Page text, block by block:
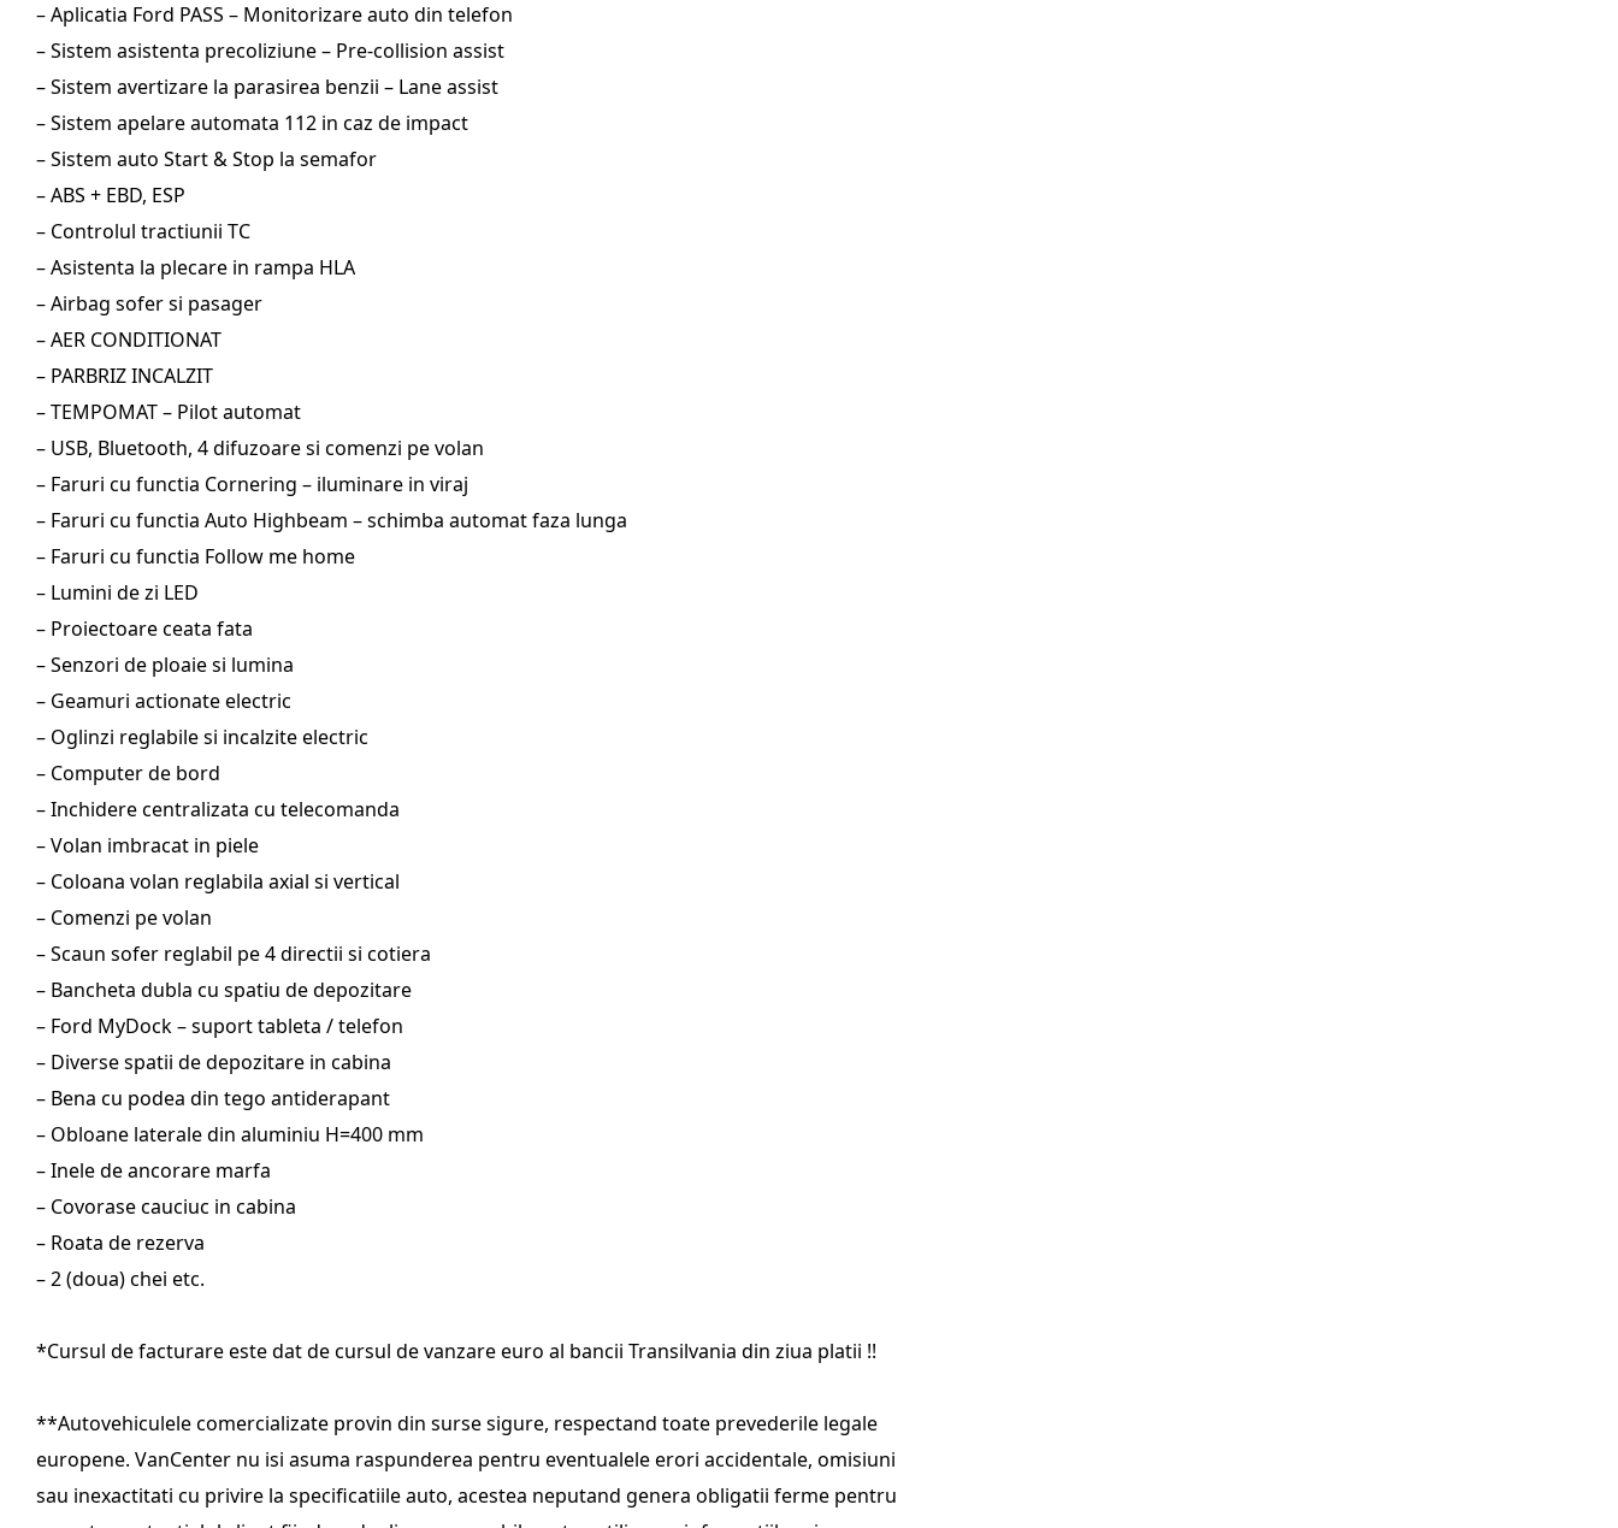
– Aplicatia Ford PASS – Monitorizare auto din telefon
– Sistem asistenta precoliziune – Pre-collision assist
– Sistem avertizare la parasirea benzii – Lane assist
– Sistem apelare automata 112 in caz de impact
– Sistem auto Start & Stop la semafor
– ABS + EBD, ESP
– Controlul tractiunii TC
– Asistenta la plecare in rampa HLA
– Airbag sofer si pasager
– AER CONDITIONAT
– PARBRIZ INCALZIT
– TEMPOMAT – Pilot automat
– USB, Bluetooth, 4 difuzoare si comenzi pe volan
– Faruri cu functia Cornering – iluminare in viraj
– Faruri cu functia Auto Highbeam – schimba automat faza lunga
– Faruri cu functia Follow me home
– Lumini de zi LED
– Proiectoare ceata fata
– Senzori de ploaie si lumina
– Geamuri actionate electric
– Oglinzi reglabile si incalzite electric
– Computer de bord
– Inchidere centralizata cu telecomanda
– Volan imbracat in piele
– Coloana volan reglabila axial si vertical
– Comenzi pe volan
– Scaun sofer reglabil pe 4 directii si cotiera
– Bancheta dubla cu spatiu de depozitare
– Ford MyDock – suport tableta / telefon
– Diverse spatii de depozitare in cabina
– Bena cu podea din tego antiderapant
– Obloane laterale din aluminiu H=400 mm
– Inele de ancorare marfa
– Covorase cauciuc in cabina
– Roata de rezerva
– 2 (doua) chei etc.
*Cursul de facturare este dat de cursul de vanzare euro al bancii Transilvania din ziua platii !!
**Autovehiculele comercializate provin din surse sigure, respectand toate prevederile legale
europene. VanCenter nu isi asuma raspunderea pentru eventualele erori accidentale, omisiuni
sau inexactitati cu privire la specificatiile auto, acestea neputand genera obligatii ferme pentru